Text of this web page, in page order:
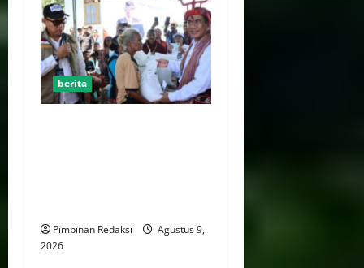
berita
Pimpinan Redaksi
Agustus 9,
2026